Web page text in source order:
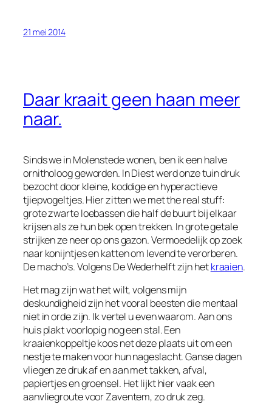
21 mei 2014
Daar kraait geen haan meer
naar.
Sinds we in Molenstede wonen, ben ik een halve
ornitholoog geworden. In Diest werd onze tuin druk
bezocht door kleine, koddige en hyperactieve
tjiepvogeltjes. Hier zitten we met the real stuff:
grote zwarte loebassen die half de buurt bij elkaar
krijsen als ze hun bek open trekken. In grote getale
strijken ze neer op ons gazon. Vermoedelijk op zoek
naar konijntjes en katten om levend te verorberen.
De macho’s. Volgens De Wederhelft zijn hetkraaien.
Het mag zijn wat het wilt, volgens mijn
deskundigheid zijn het vooral beesten die mentaal
niet in orde zijn. Ik vertel u even waarom. Aan ons
huis plakt voorlopig nog een stal. Een
kraaienkoppeltje koos net deze plaats uit om een
nestje te maken voor hun nageslacht. Ganse dagen
vliegen ze druk af en aan met takken, afval,
papiertjes en groensel. Het lijkt hier vaak een
aanvliegroute voor Zaventem, zo druk zeg.